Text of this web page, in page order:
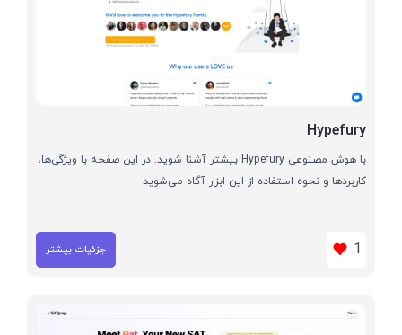
Hypefury
با هوش مصنوعی Hypefury بیشتر آشنا شوید. در این صفحه با ویژگی‌ها،
کاربردها و نحوه استفاده از این ابزار آگاه می‌شوید
1 جزئیات بیشتر